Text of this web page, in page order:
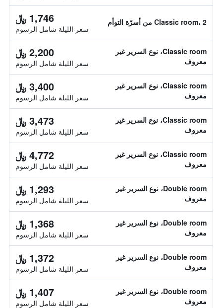
Classic room، 2 من أسرّة التوأم 1,746 ﷼
سعر الليلة شامل الرسوم
Classic room، نوع السرير غير
معروف
2,200 ﷼
سعر الليلة شامل الرسوم
Classic room، نوع السرير غير
معروف
3,400 ﷼
سعر الليلة شامل الرسوم
Classic room، نوع السرير غير
معروف
3,473 ﷼
سعر الليلة شامل الرسوم
Classic room، نوع السرير غير
معروف
4,772 ﷼
سعر الليلة شامل الرسوم
Double room، نوع السرير غير
معروف
1,293 ﷼
سعر الليلة شامل الرسوم
Double room، نوع السرير غير
معروف
1,368 ﷼
سعر الليلة شامل الرسوم
Double room، نوع السرير غير
معروف
1,372 ﷼
سعر الليلة شامل الرسوم
Double room، نوع السرير غير
معروف
1,407 ﷼
سعر الليلة شامل الرسوم